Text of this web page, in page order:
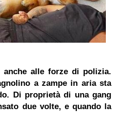
anche alle forze di polizia.
a zampe in aria sta
Di proprietà di una gang
due volte, e quando la